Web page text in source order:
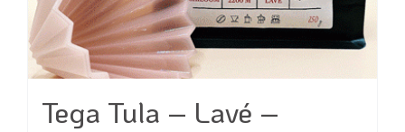
du
produit
Tega Tula – Lavé –